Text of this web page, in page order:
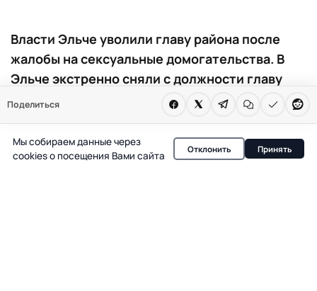
Поделиться
Власти Эльче уволили главу района после
жалобы на сексуальные домогательства. В
Эльче экстренно сняли с должности главу
Arenales del Sol после жалобы на
неприемлемых комментариях чиновника на
улице. Власти начали проверку.
Мы собираем данные через
cookies о посещения Вами сайта
Отклонить Принять